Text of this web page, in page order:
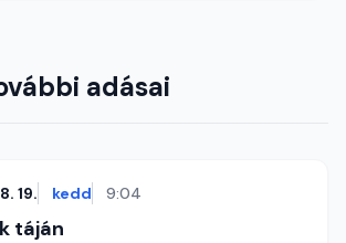
adásai
19. kedd 9:04
táján